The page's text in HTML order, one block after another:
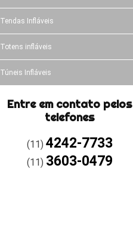
Tendas Infláveis
Totens infláveis
Túneis Infláveis
Entre em contato pelos
telefones
(11) 4242-7733
(11) 3603-0479